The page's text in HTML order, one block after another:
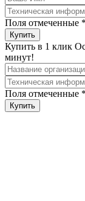
Поля отмеченные *
Купить в 1 клик
минут!
Поля отмеченные *